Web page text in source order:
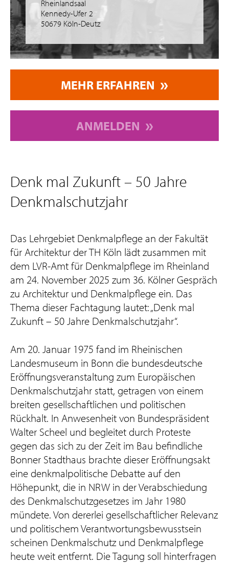
Rheinlandsaal
Kennedy-Ufer 2
50679 Köln-Deutz
MEHR ERFAHREN
ANMELDEN
Denk mal Zukunft – 50 Jahre
Denkmalschutzjahr
Das Lehrgebiet Denkmalpflege an der Fakultät
für Architektur der TH Köln lädt zusammen mit
dem LVR-Amt für Denkmalpflege im Rheinland
am 24. November 2025 zum 36. Kölner Gespräch
zu Architektur und Denkmalpflege ein. Das
Thema dieser Fachtagung lautet: „Denk mal
Zukunft – 50 Jahre Denkmalschutzjahr“.
Am 20. Januar 1975 fand im Rheinischen
Landesmuseum in Bonn die bundesdeutsche
Eröffnungsveranstaltung zum Europäischen
Denkmalschutzjahr statt, getragen von einem
breiten gesellschaftlichen und politischen
Rückhalt. In Anwesenheit von Bundespräsident
Walter Scheel und begleitet durch Proteste
gegen das sich zu der Zeit im Bau befindliche
Bonner Stadthaus brachte dieser Eröffnungsakt
eine denkmalpolitische Debatte auf den
Höhepunkt, die in NRW in der Verabschiedung
des Denkmalschutzgesetzes im Jahr 1980
mündete. Von dererlei gesellschaftlicher Relevanz
und politischem Verantwortungsbewusstsein
scheinen Denkmalschutz und Denkmalpflege
heute weit entfernt. Die Tagung soll hinterfragen